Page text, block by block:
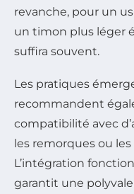
revanche, pour un
un timon plus léger
suffira souvent.
Les pratiques
recommandent
compatibilité avec
les remorques ou
L’intégration
garantit une